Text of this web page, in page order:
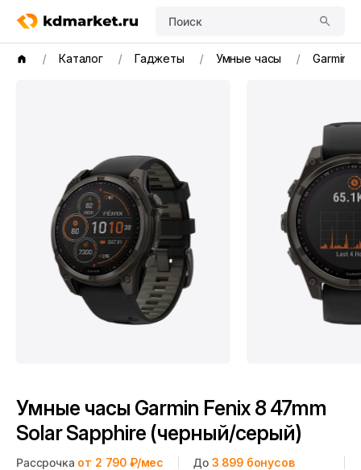
Поиск
Каталог Гаджеты Умные часы Garmin
Умные часы Garmin Fenix 8 47mm
Solar Sapphire (черный/серый)
Рассрочка от 2 790 ₽/мес До 3 899бонусов